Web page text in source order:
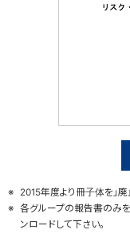
2015年度より冊子体を」廃
各グループの報告書のみ
ンロードして下さい。